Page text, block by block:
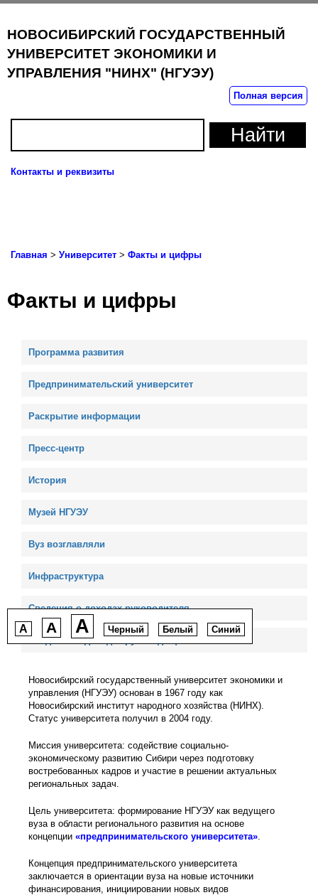
НОВОСИБИРСКИЙ ГОСУДАРСТВЕННЫЙ
УНИВЕРСИТЕТ ЭКОНОМИКИ И
УПРАВЛЕНИЯ "НИНХ" (НГУЭУ)
Полная версия
Контакты и реквизиты
Главная > Университет > Факты и цифры
Факты и цифры
Программа развития
Предпринимательский университет
Раскрытие информации
Пресс-центр
История
Музей НГУЭУ
Вуз возглавляли
Инфраструктура
Сведения о доходах руководителя
Сведения о доходах руководящего состава
Новосибирский государственный университет экономики и
управления (НГУЭУ) основан в 1967 году как
Новосибирский институт народного хозяйства (НИНХ).
Статус университета получил в 2004 году.
Миссия университета: содействие социально-
экономическому развитию Сибири через подготовку
востребованных кадров и участие в решении актуальных
региональных задач.
Цель университета: формирование НГУЭУ как ведущего
вуза в области регионального развития на основе
концепции «предпринимательского университета».
Концепция предпринимательского университета
заключается в ориентации вуза на новые источники
финансирования, инициировании новых видов
A A A Черный Белый Синий